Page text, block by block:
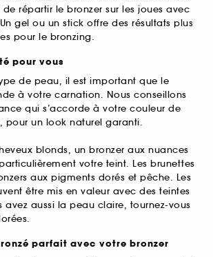
répartir le bronzer sur les joues avec
gel ou un stick offre des résultats plus
pour le bronzing.
pour vous
de peau, il est important que le
à votre carnation. Nous conseillons
qui s’accorde à votre couleur de
pour un look naturel garanti.
blonds, un bronzer aux nuances
votre teint. Les brunettes
aux pigments dorés et pêche. Les
être mis en valeur avec des teintes
avez aussi la peau claire, tournez-vous
parfait avec votre bronzer